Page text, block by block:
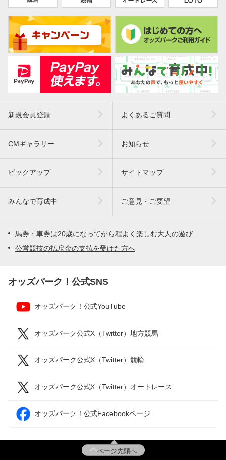
新規会員登録 よくあるご質問
CMギャラリー お知らせ
ピックアップ サイトマップ
みんなで育成中 ご意見・ご要望
馬券・車券は20歳になってから程よく楽しむ大人の遊び
公営競技の払戻金の支払を受けた方へ
オッズパーク！公式SNS
オッズパーク！公式YouTube
オッズパーク公式X（Twitter）地方競馬
オッズパーク公式X（Twitter）競輪
オッズパーク公式X（Twitter）オートレース
オッズパーク！公式Facebookページ
ページ先頭へ